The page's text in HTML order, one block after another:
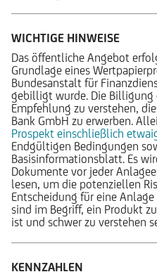
WICHTIGE HINWEISE
Das öffentliche Angebot
Grundlage eines
Bundesanstalt für
gebilligt wurde. Die Billigung
Empfehlung zu verstehen,
Bank GmbH zu erwerben.
Prospekt einschließlich
Endgültigen Bedingungen
Basisinformationsblatt. Es
Dokumente vor jeder
lesen, um die potenziellen
Entscheidung für eine
sind im Begriff, ein Produkt
ist und schwer zu verstehen
KENNZAHLEN